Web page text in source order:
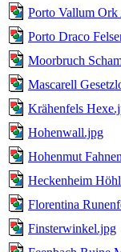
Porto Vallum
Porto Draco
Moorbruch
Mascarell
Krähenfels
Hohenwall.jpg
Hohenmut
Heckenheim
Florentina
Finsterwinkel.jpg